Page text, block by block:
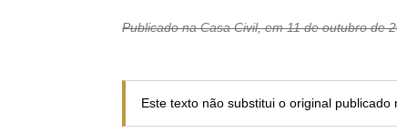
Publicado na Casa Civil, em 11 de outubro de
Este texto não substitui o original